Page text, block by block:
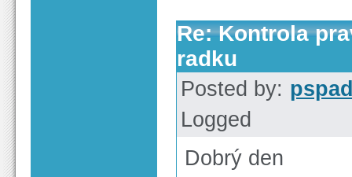
Re: Kontrola
radku
Posted by:
Logged
Dobrý den